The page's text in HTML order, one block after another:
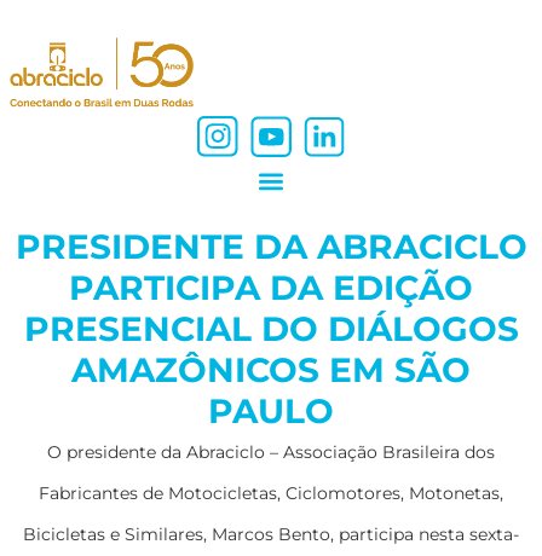
PRESIDENTE DA ABRACICLO
PARTICIPA DA EDIÇÃO
PRESENCIAL DO DIÁLOGOS
AMAZÔNICOS EM SÃO
PAULO
O presidente da Abraciclo – Associação Brasileira dos
Fabricantes de Motocicletas, Ciclomotores, Motonetas,
Bicicletas e Similares, Marcos Bento, participa nesta sexta-